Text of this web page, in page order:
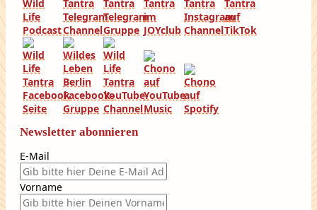
Newsletter abonnieren
E-Mail
Vorname